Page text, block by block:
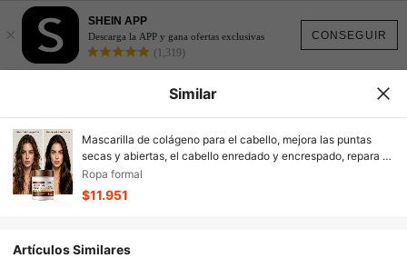
CONSEGUIR
×
SHEIN APP
Descarga la APP y gana ofertas exclusivas
(1,319)
Similar
Mascarilla de colágeno para el cabello, mejora las puntas
secas y abiertas, el cabello enredado y encrespado, repara el
cabello dañado por permanentes y tintes, adecuada para el
cuidado diario y la noche de citas, para hombres y mujeres
Ropa formal
$11.951
Artículos Similares